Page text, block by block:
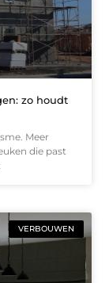
zo houdt
Meer
die past
VERBOUWEN